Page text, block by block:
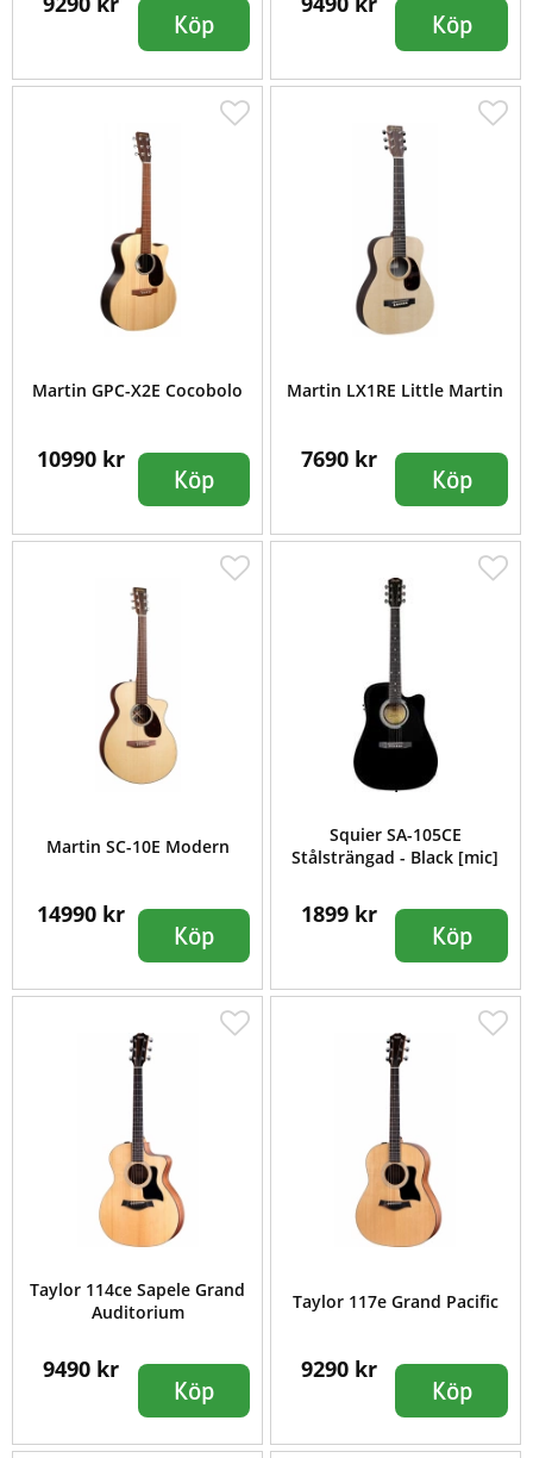
Köp Köp
Martin GPC-X2E Cocobolo
10990 kr
Köp
Martin LX1RE Little Martin
7690 kr
Köp
Martin SC-10E Modern
14990 kr
Köp
Squier SA-105CE
Stålsträngad - Black [mic]
1899 kr
Köp
Taylor 114ce Sapele Grand
Auditorium
9490 kr
Köp
Taylor 117e Grand Pacific
9290 kr
Köp